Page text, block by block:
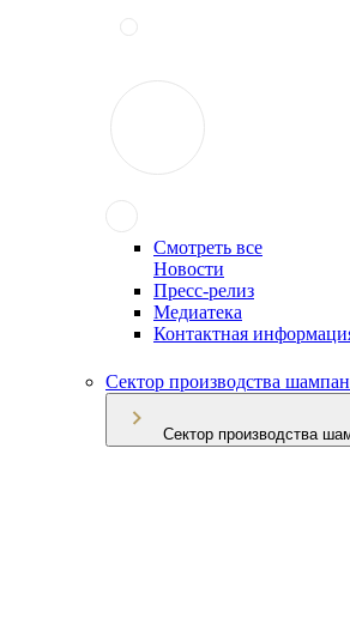
Смотреть все
Новости
Пресс-релиз
Медиатека
Контактная
Сектор производства
Сектор производства